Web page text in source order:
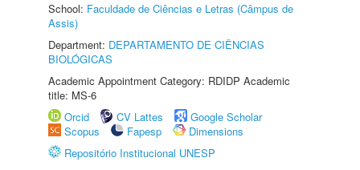
School: Faculdade de Ciências e Letras (Câmpus de
Assis)
Department: DEPARTAMENTO DE CIÊNCIAS
BIOLÓGICAS
Academic Appointment Category: RDIDP Academic
title: MS-6
Orcid
CV Lattes
Google Scholar
Scopus
Fapesp
Dimensions
Repositório Institucional UNESP